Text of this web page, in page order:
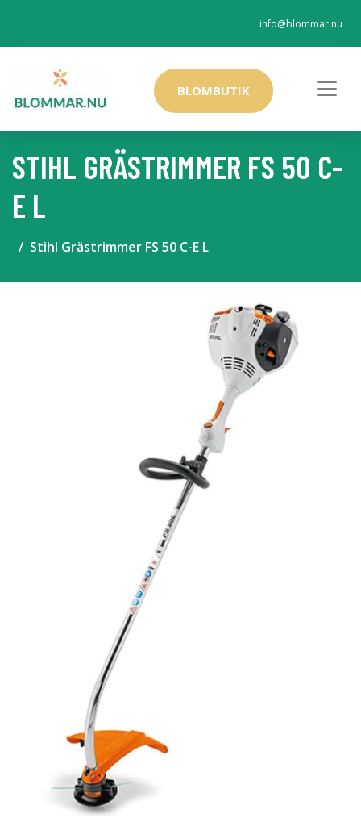
info@blommar.nu
BLOMBUTIK
STIHL GRÄSTRIMMER FS 50 C-
E L
Stihl Grästrimmer FS 50 C-E L